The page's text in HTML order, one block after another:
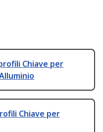
Chiave per
Chiave per